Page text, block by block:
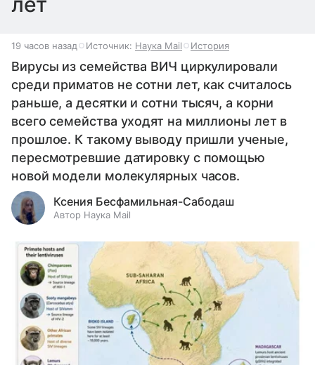
19 часов назад Источник: Наука Mail История
Вирусы из семейства ВИЧ циркулировали
среди приматов не сотни лет, как считалось
раньше, а десятки и сотни тысяч, а корни
всего семейства уходят на миллионы лет в
прошлое. К такому выводу пришли ученые,
пересмотревшие датировку с помощью
новой модели молекулярных часов.
Ксения Бесфамильная-Сабодаш
Автор Наука Mail